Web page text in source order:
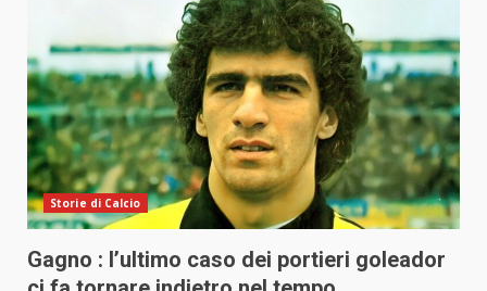
Storie di Calcio
Gagno : l’ultimo caso dei portieri goleador